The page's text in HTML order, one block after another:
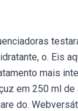
o. Eis
mais
em 250 ml
do.